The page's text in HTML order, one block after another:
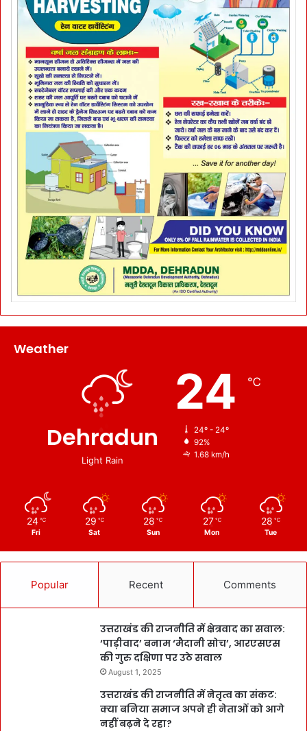
Weather
Dehradun
Light Rain
24 ℃
24º - 24º
92%
1.68 km/h
24 ℃
Fri
29 ℃
Sat
28 ℃
Sun
27 ℃
Mon
28 ℃
Tue
Popular Recent Comments
उत्तराखंड की राजनीति में क्षेत्रवाद का सवाल:
‘पाड़ीवाद’ बनाम ‘मैदानी सोच’, आरएसएस
की गुरु दक्षिणा पर उठे सवाल
August 1, 2025
उत्तराखंड की राजनीति में नेतृत्व का संकट:
क्या बनिया समाज अपने ही नेताओं को आगे
नहीं बढ़ने दे रहा?